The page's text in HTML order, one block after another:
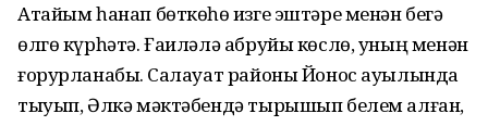
Атайым һанап бөткөһөҙ изге эштәре менән беҙгә
өлгө күрһәтә. Ғаиләлә абруйы көслө, уның менән
ғорурланабыҙ. Салауат районы Йонос ауылында
тыуып, Әлкә мәктәбендә тырышып белем алған,